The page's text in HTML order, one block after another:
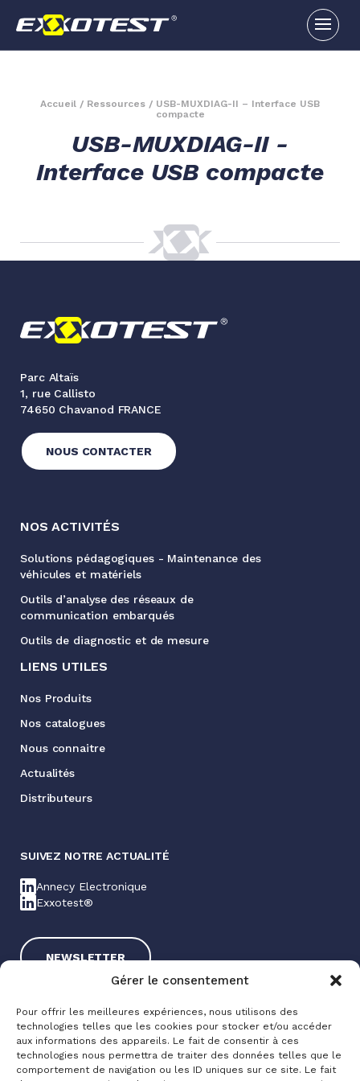
Gérer le consentement
Pour offrir les meilleures expériences, nous utilisons des
technologies telles que les cookies pour stocker et/ou accéder
aux informations des appareils. Le fait de consentir à ces
technologies nous permettra de traiter des données telles que le
comportement de navigation ou les ID uniques sur ce site. Le fait
Accueil / Ressources / USB-MUXDIAG-II – Interface USB
compacte
USB-MUXDIAG-II -
Interface USB compacte
Parc Altaïs
1, rue Callisto
74650 Chavanod FRANCE
NOUS CONTACTER
NOS ACTIVITÉS
Solutions pédagogiques - Maintenance des
véhicules et matériels
Outils d’analyse des réseaux de
communication embarqués
Outils de diagnostic et de mesure
LIENS UTILES
Nos Produits
Nos catalogues
Nous connaitre
Actualités
Distributeurs
SUIVEZ NOTRE ACTUALITÉ
Annecy Electronique
Exxotest®
NEWSLETTER